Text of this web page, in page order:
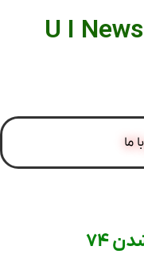
U I
ما
بنگلادش شیخ حسینه، نخست‌وزیر برکنار شده هند را مسئول شورش BDR در سال 2009 می‌داند که منجر به کشته شدن 74